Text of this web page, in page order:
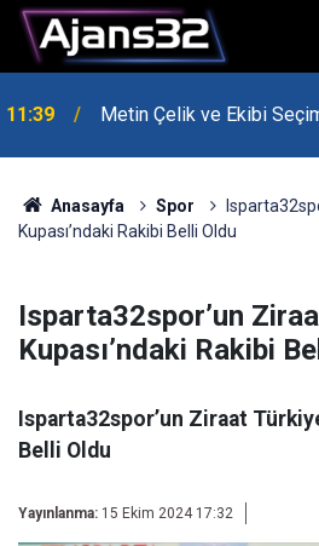
11:39 Metin Çelik ve Ekibi
10:15 Hafta Sonu Havalar Nasıl
Anasayfa Spor
Kupası’ndaki Rakibi Belli Oldu
Isparta32spor’un
Kupası’ndaki Rakibi
Isparta32spor’un Ziraat
Belli Oldu
Yayınlanma: 15 Ekim 2024 17:32